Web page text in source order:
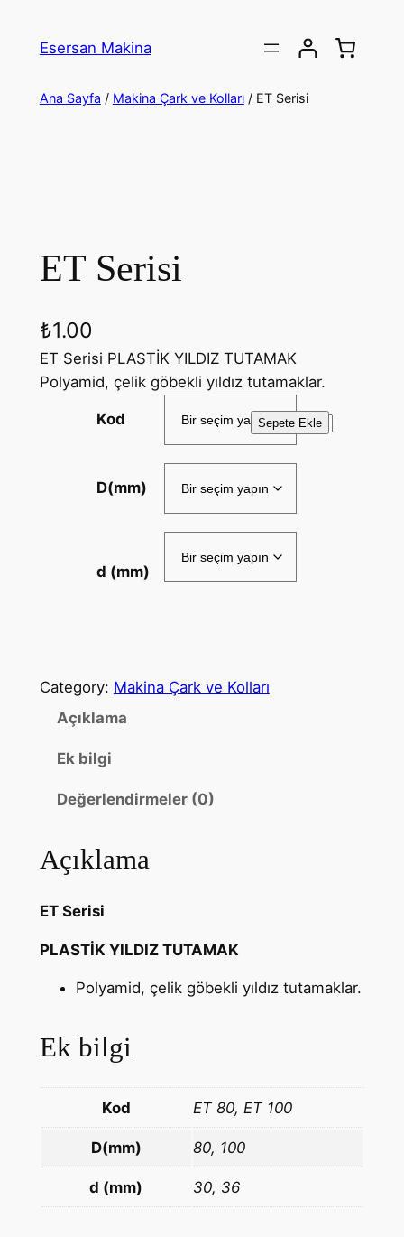
Esersan Makina
Ana Sayfa / Makina Çark ve Kolları/ ET Serisi
ET Serisi
₺1.00
ET Serisi PLASTİK YILDIZ TUTAMAK
Polyamid, çelik göbekli yıldız tutamaklar.
Kod
D(mm)
d (mm)
E
T
S
e
r
s
i
t
Sepete Ekle
Category: Makina Çark ve Kolları
Açıklama
Ek bilgi
Değerlendirmeler (0)
Açıklama
ET Serisi
PLASTİK YILDIZ TUTAMAK
Polyamid, çelik göbekli yıldız tutamaklar.
Ek bilgi
Kod ET 80, ET 100
D(mm) 80, 100
d (mm) 30, 36